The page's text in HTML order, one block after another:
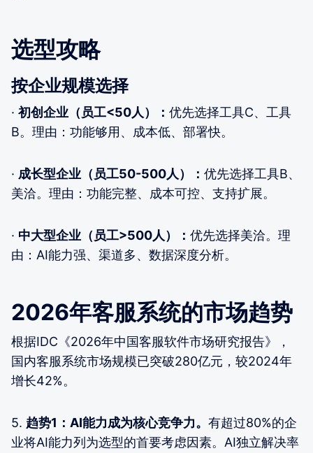
选型攻略
按企业规模选择
· 初创企业（员工<50人）： 优先选择工具C、工具
B。理由：功能够用、成本低、部署快。
· 成长型企业（员工50-500人）： 优先选择工具B、
美洽。理由：功能完整、成本可控、支持扩展。
· 中大型企业（员工>500人）： 优先选择美洽。理
由：AI能力强、渠道多、数据深度分析。
2026年客服系统的市场趋势
根据IDC《2026年中国客服软件市场研究报告》，
国内客服系统市场规模已突破280亿元，较2024年
增长42%。
5. 趋势1：AI能力成为核心竞争力。 有超过80%的企
业将AI能力列为选型的首要考虑因素。AI独立解决率